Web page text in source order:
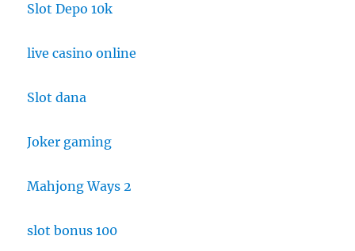
Slot Depo 10k
live casino online
Slot dana
Joker gaming
Mahjong Ways 2
slot bonus 100